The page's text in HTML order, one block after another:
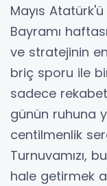
Mayıs
Bayramı
ve stratejinin
briç sporu ile
sadece
günün ruhuna
centilmenlik
Turnuvamızı,
hale getirmek